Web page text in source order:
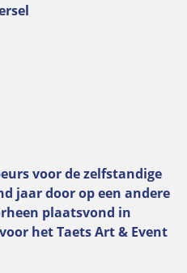
voor de zelfstandige
jaar door op een andere
plaatsvond in
het Taets Art & Event